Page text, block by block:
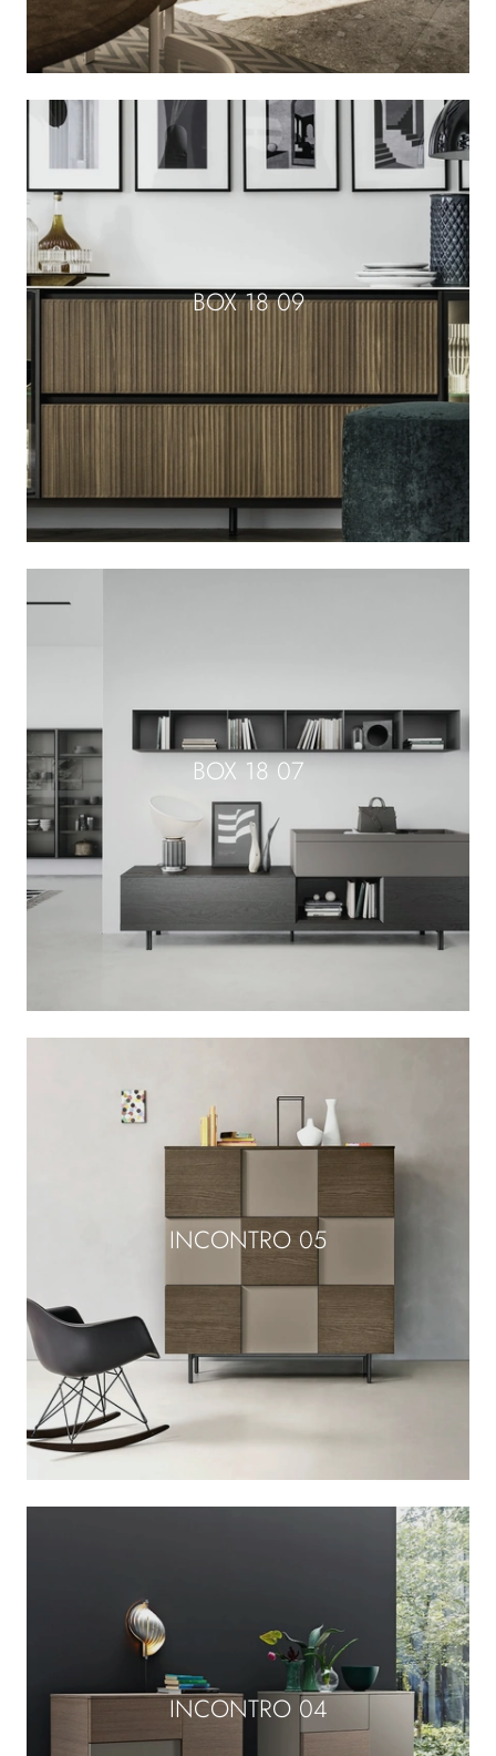
BOX 18 09
BOX 18 07
INCONTRO 05
INCONTRO 04